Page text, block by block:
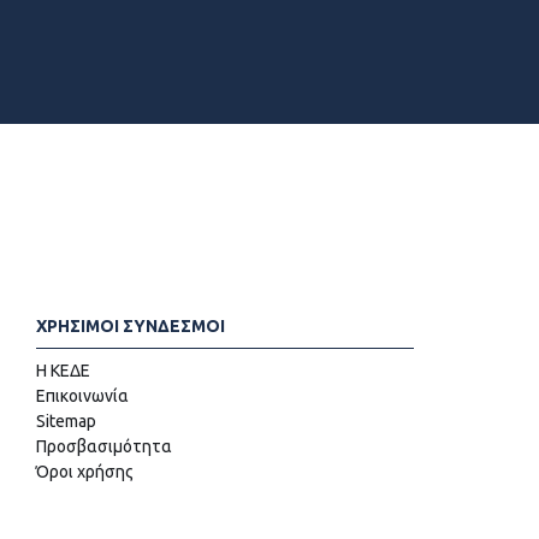
ΧΡΗΣΙΜΟΙ ΣΥΝΔΕΣΜΟΙ
Η ΚΕΔΕ
Επικοινωνία
Sitemap
Προσβασιμότητα
Όροι χρήσης